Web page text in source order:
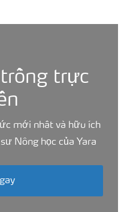
trực
mới nhất và hữu ích
Nông học của Yara